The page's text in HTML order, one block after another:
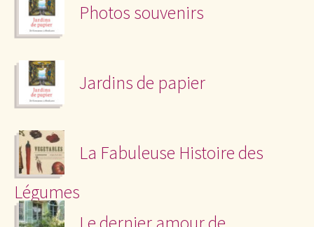
Photos souvenirs
Jardins de papier
La Fabuleuse Histoire des
Légumes